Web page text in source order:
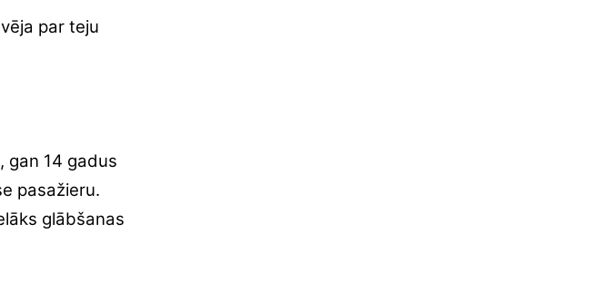
par teju
gan 14 gadus
pasažieru.
glābšanas